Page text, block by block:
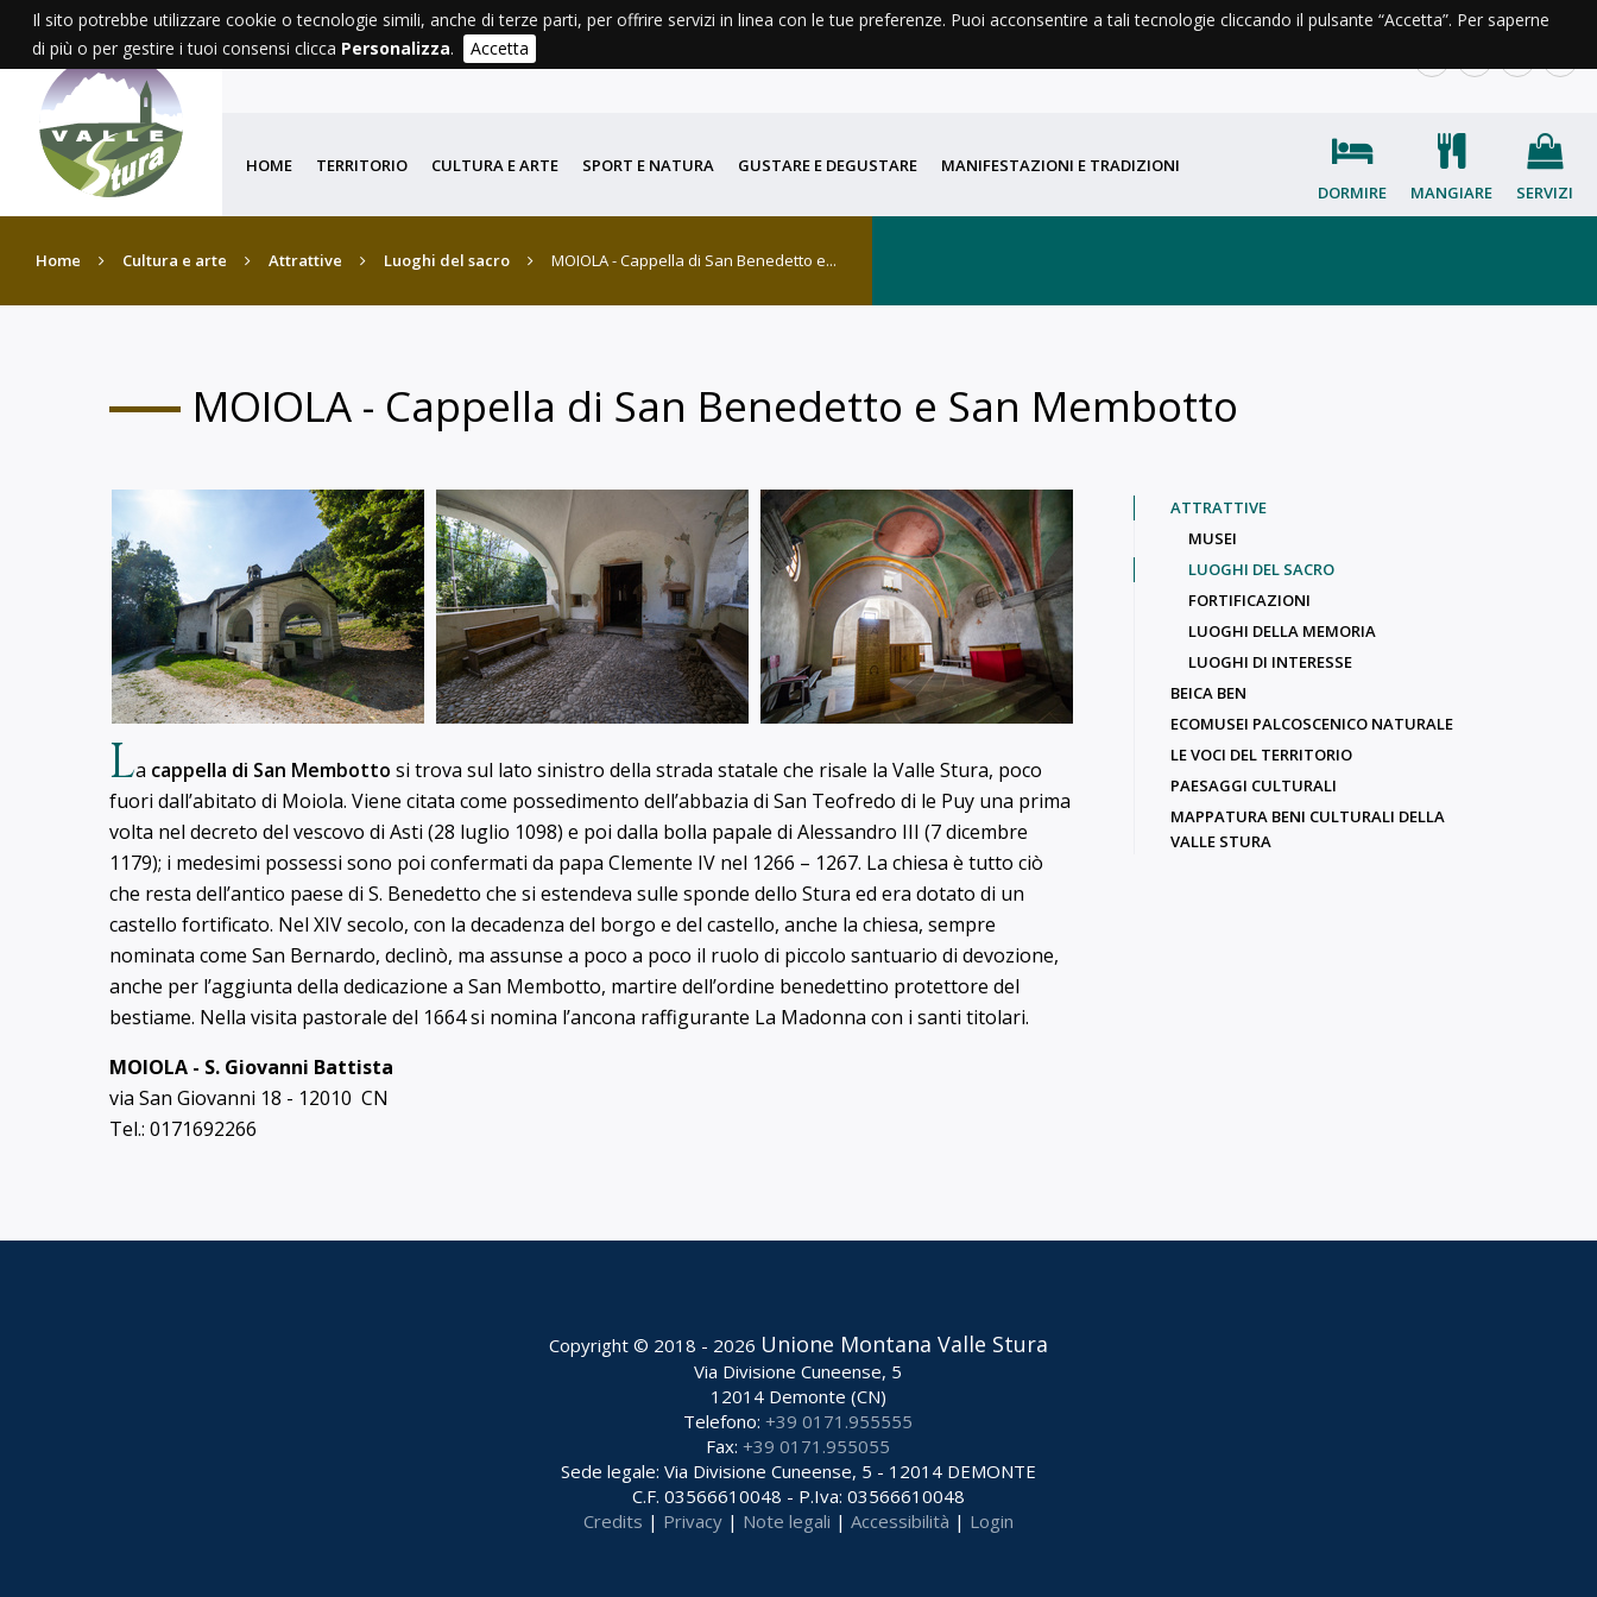
HOME TERRITORIO CULTURA E ARTE SPORT E NATURA GUSTARE E DEGUSTARE
MANIFESTAZIONI E TRADIZIONI
DORMIRE
MANGIARE SERVIZI
Home Cultura e arte Attrattive Luoghi del sacro MOIOLA - Cappella di San Benedetto e...
MOIOLA - Cappella di San Benedetto e San Membotto
La cappella di San Membotto si trova sul lato sinistro della strada statale che risale la Valle Stura, poco
fuori dall’abitato di Moiola. Viene citata come possedimento dell’abbazia di San Teofredo di le Puy una prima
volta nel decreto del vescovo di Asti (28 luglio 1098) e poi dalla bolla papale di Alessandro III (7 dicembre
1179); i medesimi possessi sono poi confermati da papa Clemente IV nel 1266 – 1267. La chiesa è tutto ciò
che resta dell’antico paese di S. Benedetto che si estendeva sulle sponde dello Stura ed era dotato di un
castello fortificato. Nel XIV secolo, con la decadenza del borgo e del castello, anche la chiesa, sempre
nominata come San Bernardo, declinò, ma assunse a poco a poco il ruolo di piccolo santuario di devozione,
anche per l’aggiunta della dedicazione a San Membotto, martire dell’ordine benedettino protettore del
bestiame. Nella visita pastorale del 1664 si nomina l’ancona raffigurante La Madonna con i santi titolari.
MOIOLA - S. Giovanni Battista
via San Giovanni 18 - 12010 CN
Tel.: 0171692266
ATTRATTIVE
MUSEI
LUOGHI DEL SACRO
FORTIFICAZIONI
LUOGHI DELLA MEMORIA
LUOGHI DI INTERESSE
BEICA BEN
ECOMUSEI PALCOSCENICO NATURALE
LE VOCI DEL TERRITORIO
PAESAGGI CULTURALI
MAPPATURA BENI CULTURALI DELLA
VALLE STURA
Copyright © 2018 - 2026 Unione Montana Valle Stura
Via Divisione Cuneense, 5
12014 Demonte (CN)
Telefono:+39 0171.955555
Fax:+39 0171.955055
Sede legale: Via Divisione Cuneense, 5 - 12014 DEMONTE
C.F. 03566610048 - P.Iva: 03566610048
Credits | Privacy| Note legali | Accessibilità | Login
Il sito potrebbe utilizzare cookie o tecnologie simili, anche di terze parti, per offrire servizi in linea con le tue preferenze. Puoi acconsentire a tali tecnologie cliccando il pulsante “Accetta”. Per saperne
di più o per gestire i tuoi consensi clicca Personalizza. Accetta